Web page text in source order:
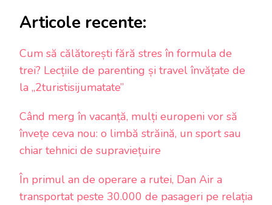
Articole recente:
Cum să călătorești fără stres în formula de
trei? Lecțiile de parenting și travel învățate de
la „2turistisijumatate”
Când merg în vacanță, mulți europeni vor să
învețe ceva nou: o limbă străină, un sport sau
chiar tehnici de supraviețuire
În primul an de operare a rutei, Dan Air a
transportat peste 30.000 de pasageri pe relația